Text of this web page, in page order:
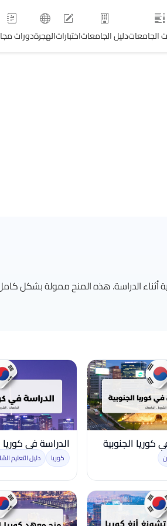
الجامعاتدليل الجامعاتاختباراتالهجرةدورات
أثناء الدراسة. هذه المنح ممولة بشكل
كوريا الجنوبية الدراسة في كوريا
كوريا دليل التعليم